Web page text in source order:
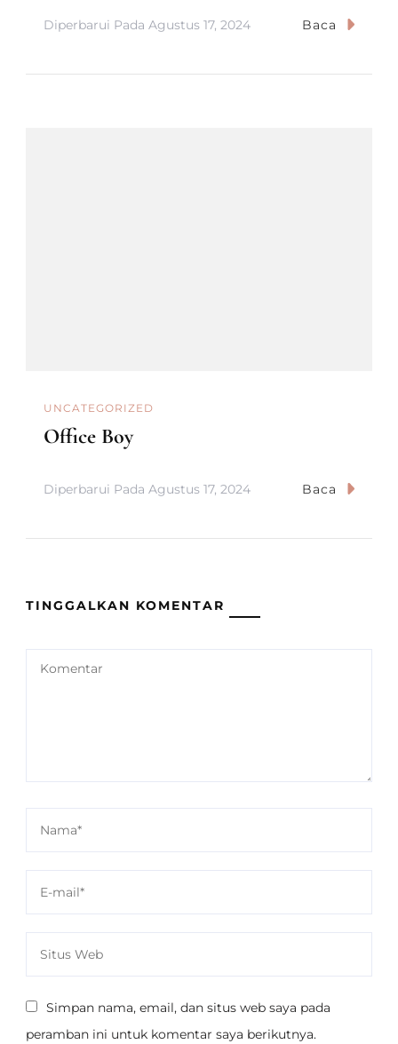
Diperbarui Pada Agustus 17, 2024 Baca
UNCATEGORIZED
Office Boy
Diperbarui Pada Agustus 17, 2024 Baca
TINGGALKAN KOMENTAR
Simpan nama, email, dan situs web saya pada
peramban ini untuk komentar saya berikutnya.